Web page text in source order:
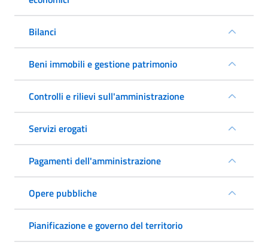
Bilanci
Beni immobili e gestione patrimonio
Controlli e rilievi sull'amministrazione
Servizi erogati
Pagamenti dell'amministrazione
Opere pubbliche
Pianificazione e governo del territorio